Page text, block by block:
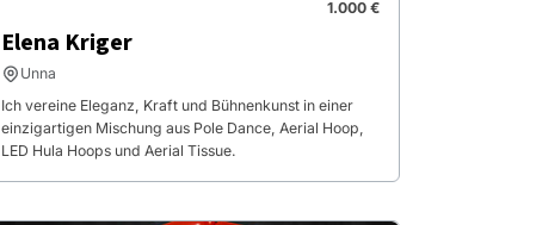
1.000 €
Elena Kriger
Unna
Ich vereine Eleganz, Kraft und Bühnenkunst in einer
einzigartigen Mischung aus Pole Dance, Aerial Hoop,
LED Hula Hoops und Aerial Tissue.